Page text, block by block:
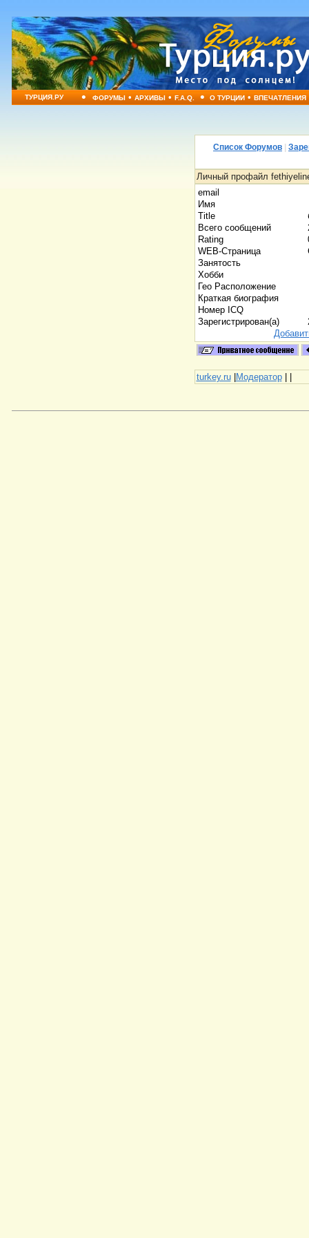
ТУРЦИЯ.РУ • ФОРУМЫ•АРХИВЫ•F.A.Q. • О ТУРЦИИ•ВПЕЧАТЛЕНИЯ
Список Форумов
Личный профайл
email
Имя
Title
Всего сообщений
Rating
WEB-Страница
Занятость
Хобби
Гео Расположение
Краткая биография
Номер ICQ
Зарегистрирован(а)
turkey.ru|Модератор| |